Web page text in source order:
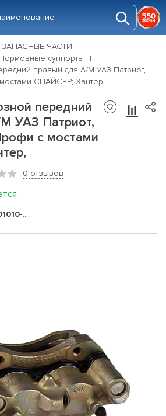
ЗАПАСНЫЕ ЧАСТИ
Тормозные суппорты
правый для А/М УАЗ Патриот,
СПАЙСЕР; Хантер,
передний
УАЗ Патриот,
с мостами
0 отзывов
05